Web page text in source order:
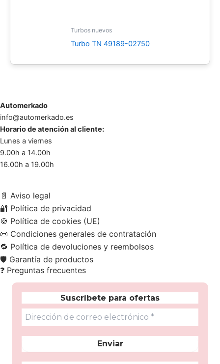
Turbos nuevos
Turbo TN 49189-02750
Automerkado
info@automerkado.es
Horario de atención al cliente:
Lunes a viernes
9.00h a 14.00h
16.00h a 19.00h
📄 Aviso legal
🔐 Política de privacidad
🍪 Política de cookies (UE)
📜 Condiciones generales de contratación
🔁 Política de devoluciones y reembolsos
🛡️ Garantía de productos
❓ Preguntas frecuentes
Suscríbete para ofertas